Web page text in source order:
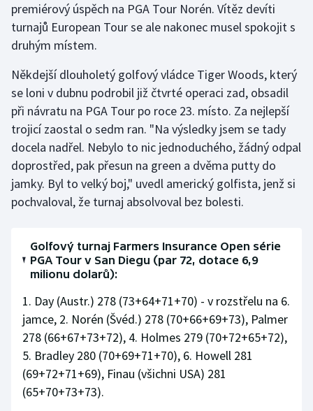
Rychlobruslení
Rychlostní kanoistika
Short track
Sportovní střelba
Stolní tenis
Triatlon
Vodní slalom
Ostatní
premiérový úspěch na PGA Tour Norén. Vítěz devíti
turnajů European Tour se ale nakonec musel spokojit s
druhým místem.
Někdejší dlouholetý golfový vládce Tiger Woods, který
se loni v dubnu podrobil již čtvrté operaci zad, obsadil
při návratu na PGA Tour po roce 23. místo. Za nejlepší
trojicí zaostal o sedm ran. "Na výsledky jsem se tady
docela nadřel. Nebylo to nic jednoduchého, žádný odpal
doprostřed, pak přesun na green a dvěma putty do
jamky. Byl to velký boj," uvedl americký golfista, jenž si
pochvaloval, že turnaj absolvoval bez bolesti.
Golfový turnaj Farmers Insurance Open série
PGA Tour v San Diegu (par 72, dotace 6,9
milionu dolarů):
1. Day (Austr.) 278 (73+64+71+70) - v rozstřelu na 6.
jamce, 2. Norén (Švéd.) 278 (70+66+69+73), Palmer
278 (66+67+73+72), 4. Holmes 279 (70+72+65+72),
5. Bradley 280 (70+69+71+70), 6. Howell 281
(69+72+71+69), Finau (všichni USA) 281
(65+70+73+73).